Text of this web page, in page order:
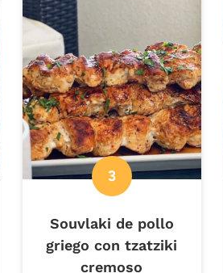
Souvlaki de pollo
griego con tzatziki
cremoso